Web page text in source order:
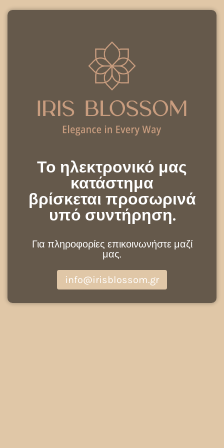
Το ηλεκτρονικό μας
κατάστημα
βρίσκεται προσωρινά
υπό συντήρηση.
Για πληροφορίες επικοινωνήστε μαζί
μας.
info@irisblossom.gr